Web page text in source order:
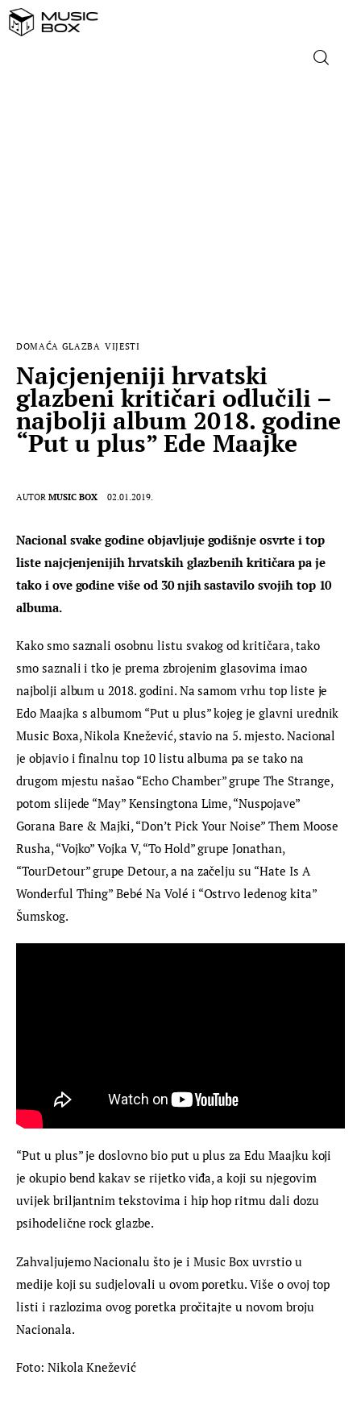
DOMAĆA GLAZBA VIJESTI
Najcjenjeniji hrvatski
glazbeni kritičari odlučili –
najbolji album 2018. godine
“Put u plus” Ede Maajke
AUTOR MUSIC BOX 02.01.2019.
Nacional svake godine objavljuje godišnje osvrte i top
liste najcjenjenijih hrvatskih glazbenih kritičara pa je
tako i ove godine više od 30 njih sastavilo svojih top 10
albuma.
Kako smo saznali osobnu listu svakog od kritičara, tako
smo saznali i tko je prema zbrojenim glasovima imao
najbolji album u 2018. godini. Na samom vrhu top liste je
Edo Maajka s albumom “Put u plus” kojeg je glavni urednik
Music Boxa, Nikola Knežević, stavio na 5. mjesto. Nacional
je objavio i finalnu top 10 listu albuma pa se tako na
drugom mjestu našao “Echo Chamber” grupe The Strange,
potom slijede “May” Kensingtona Lime, “Nuspojave”
Gorana Bare & Majki, “Don’t Pick Your Noise” Them Moose
Rusha, “Vojko” Vojka V, “To Hold” grupe Jonathan,
“TourDetour” grupe Detour, a na začelju su “Hate Is A
Wonderful Thing” Bebé Na Volé i “Ostrvo ledenog kita”
Šumskog.
“Put u plus” je doslovno bio put u plus za Edu Maajku koji
je okupio bend kakav se rijetko viđa, a koji su njegovim
uvijek briljantnim tekstovima i hip hop ritmu dali dozu
psihodelične rock glazbe.
Zahvaljujemo Nacionalu što je i Music Box uvrstio u
medije koji su sudjelovali u ovom poretku. Više o ovoj top
listi i razlozima ovog poretka pročitajte u novom broju
Nacionala.
Foto: Nikola Knežević